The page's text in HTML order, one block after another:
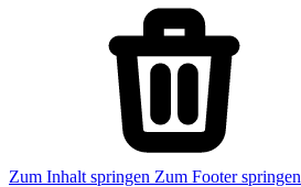
Zum Inhalt springen Zum Footer springen